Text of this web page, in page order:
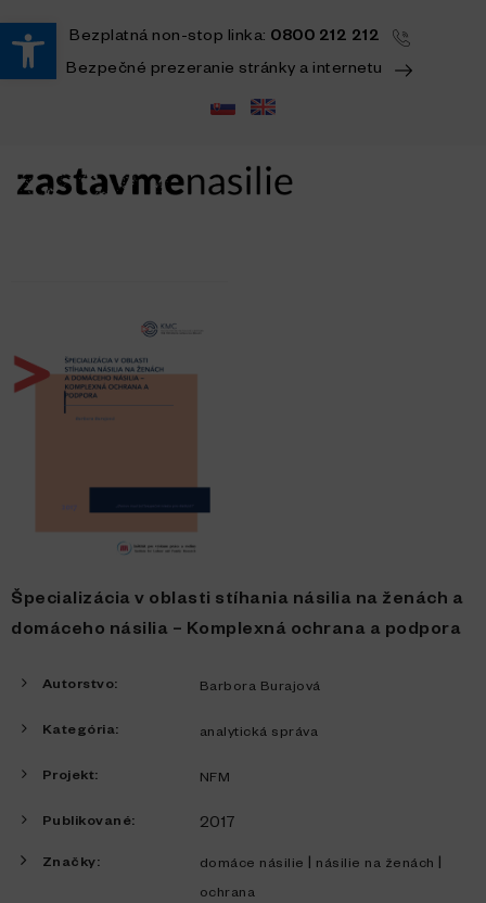
Open toolbar
Bezplatná non-stop linka: 0800 212 212
Bezpečné prezeranie stránky a internetu
Špecializácia v oblasti stíhania násilia na ženách a
domáceho násilia – Komplexná ochrana a podpora
Autorstvo: Barbora Burajová
Kategória: analytická správa
Projekt: NFM
Publikované: 2017
Značky: domáce násilie | násilie na ženách |
ochrana